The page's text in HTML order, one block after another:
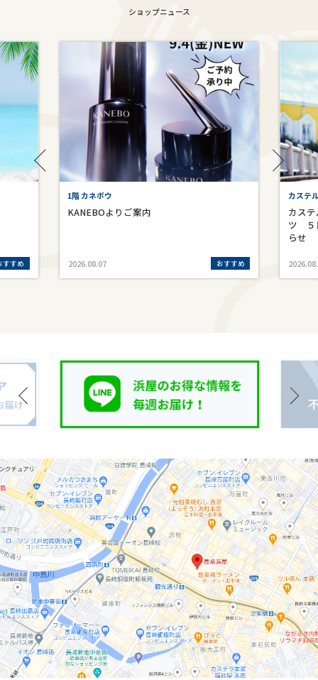
ショップニュース
すすめ
1階 カネボウ
KANEBOよりご案内
2026.08.07 おすすめ
カステ
カス
ツ ５
らせ